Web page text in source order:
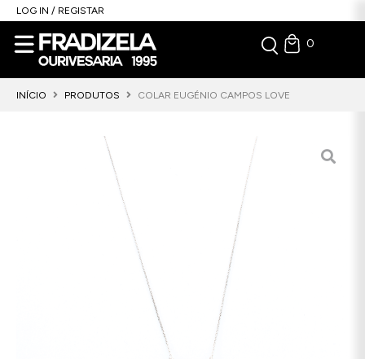
LOG IN / REGISTAR
0
INÍCIO PRODUTOS COLAR EUGÉNIO CAMPOS LOVE